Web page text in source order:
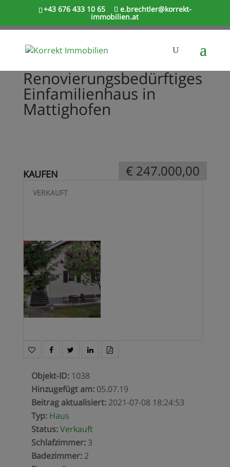
+43 676 433 10 65 e.brechtler@korrekt-
immobilien.at
Renovierungsbedürftiges
Einfamilienhaus in
Mattighofen
KAUFEN € 247.000,00
VERKAUFT
Objekt-ID: 1038
Hinzugefügt am: 05.07.19
Beitrag aktualisiert: 2021-07-08 18:24:53
Typ: Haus
Status:Verkauft
Schlafzimmer: 3
Badezimmer: 2